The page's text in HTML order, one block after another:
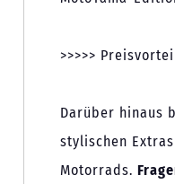
>>>>>
Darüber hinaus
stylischen
Motorrads.